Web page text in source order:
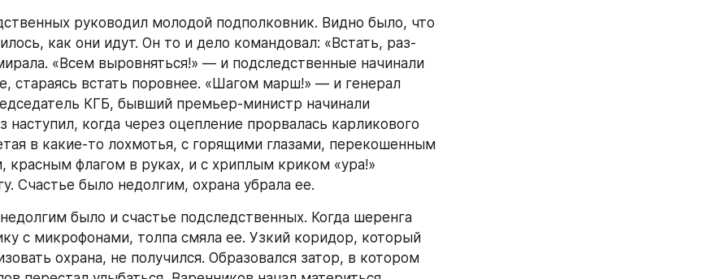
руководил молодой подполковник. Видно было, что
как они идут. Он то и дело командовал: «Встать, раз-
«Всем выровняться!» — и подследственные начинали
стараясь встать поровнее. «Шагом марш!» — и генерал
КГБ, бывший премьер-министр начинали
наступил, когда через оцепление прорвалась карликового
в какие-то лохмотья, с горящими глазами, перекошенным
красным флагом в руках, и с хриплым криком «ура!»
Счастье было недолгим, охрана убрала ее.
было и счастье подследственных. Когда шеренга
с микрофонами, толпа смяла ее. Узкий коридор, который
охрана, не получился. Образовался затор, в котором